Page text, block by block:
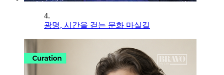
4.
광명, 시간을 걷는 문화 마실길